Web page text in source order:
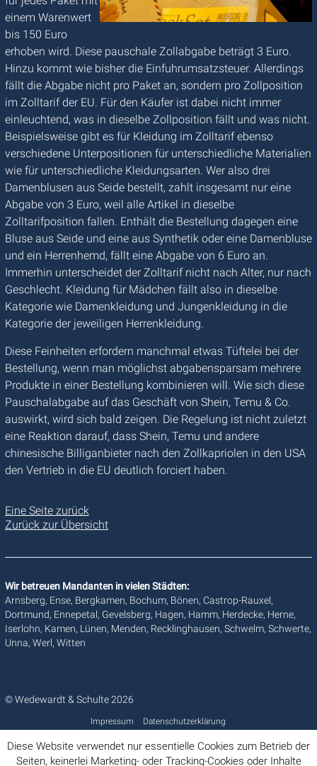
einem Warenwert
bis 150 Euro
erhoben wird. Diese pauschale Zollabgabe beträgt 3 Euro.
Hinzu kommt wie bisher die Einfuhrumsatzsteuer. Allerdings
fällt die Abgabe nicht pro Paket an, sondern pro Zollposition
im Zolltarif der EU. Für den Käufer ist dabei nicht immer
einleuchtend, was in dieselbe Zollposition fällt und was nicht.
Beispielsweise gibt es für Kleidung im Zolltarif ebenso
verschiedene Unterpositionen für unterschiedliche Materialien
wie für unterschiedliche Kleidungsarten. Wer also drei
Damenblusen aus Seide bestellt, zahlt insgesamt nur eine
Abgabe von 3 Euro, weil alle Artikel in dieselbe
Zolltarifposition fallen. Enthält die Bestellung dagegen eine
Bluse aus Seide und eine aus Synthetik oder eine Damenbluse
und ein Herrenhemd, fällt eine Abgabe von 6 Euro an.
Immerhin unterscheidet der Zolltarif nicht nach Alter, nur nach
Geschlecht. Kleidung für Mädchen fällt also in dieselbe
Kategorie wie Damenkleidung und Jungenkleidung in die
Kategorie der jeweiligen Herrenkleidung.
Diese Feinheiten erfordern manchmal etwas Tüftelei bei der
Bestellung, wenn man möglichst abgabensparsam mehrere
Produkte in einer Bestellung kombinieren will. Wie sich diese
Pauschalabgabe auf das Geschäft von Shein, Temu & Co.
auswirkt, wird sich bald zeigen. Die Regelung ist nicht zuletzt
eine Reaktion darauf, dass Shein, Temu und andere
chinesische Billiganbieter nach den Zollkapriolen in den USA
den Vertrieb in die EU deutlich forciert haben.
Eine Seite zurück
Zurück zur Übersicht
Wir betreuen Mandanten in vielen Städten:
Arnsberg, Ense, Bergkamen, Bochum, Bönen, Castrop-Rauxel,
Dortmund, Ennepetal, Gevelsberg, Hagen, Hamm, Herdecke, Herne,
Iserlohn, Kamen, Lünen, Menden, Recklinghausen, Schwelm, Schwerte,
Unna, Werl, Witten
© Wedewardt & Schulte 2026
Impressum Datenschutzerklärung
Diese Website verwendet nur essentielle Cookies zum Betrieb der
Seiten, keinerlei Marketing- oder Tracking-Cookies oder Inhalte